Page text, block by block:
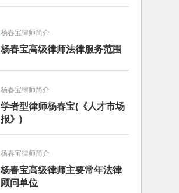
杨春宝律师简介
杨春宝高级律师法律服务范围
杨春宝律师简介
学者型律师杨春宝(《人才市场
报》)
杨春宝律师简介
杨春宝高级律师主要常年法律
顾问单位